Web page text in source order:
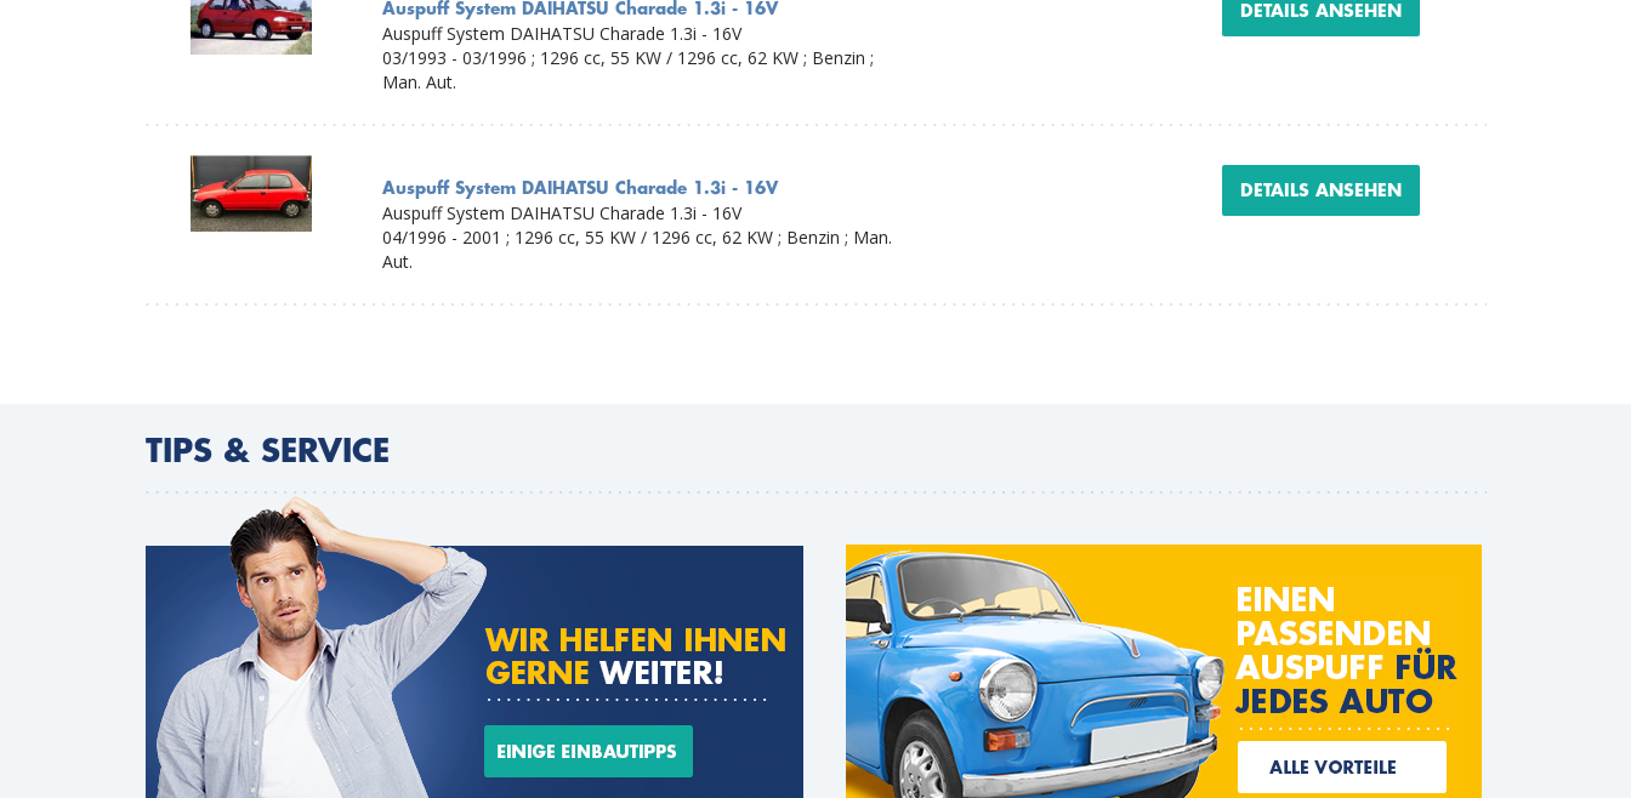
Auspuff System DAIHATSU Charade 1.3i - 16V
Auspuff System DAIHATSU Charade 1.3i - 16V
03/1993 - 03/1996 ; 1296 cc, 55 KW / 1296 cc, 62 KW ; Benzin ;
Man. Aut.
DETAILS ANSEHEN
Auspuff System DAIHATSU Charade 1.3i - 16V
Auspuff System DAIHATSU Charade 1.3i - 16V
04/1996 - 2001 ; 1296 cc, 55 KW / 1296 cc, 62 KW ; Benzin ; Man.
Aut.
DETAILS ANSEHEN
TIPS & SERVICE